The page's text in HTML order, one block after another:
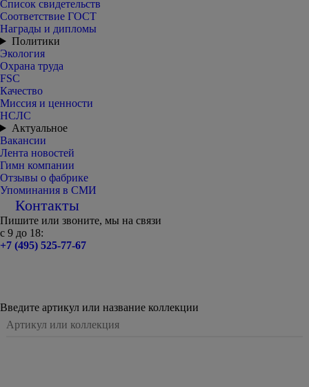
Список свидетельств
Соответствие ГОСТ
Награды и дипломы
Политики
Экология
Охрана труда
FSC
Качество
Миссия и ценности
НСЛС
Актуальное
Вакансии
Лента новостей
Гимн компании
Отзывы о фабрике
Упоминания в СМИ
Контакты
Пишите или звоните, мы на связи
с 9 до 18:
+7 (495) 525-77-67
Введите артикул или название коллекции